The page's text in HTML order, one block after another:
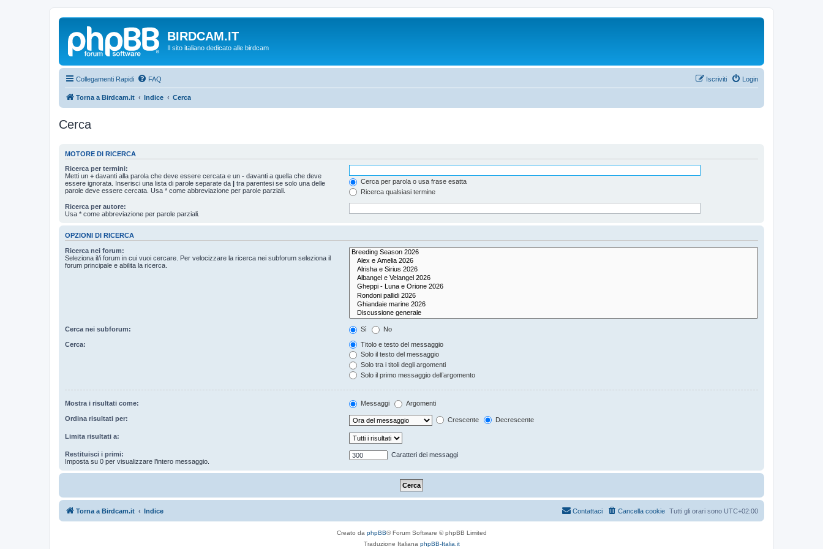
BIRDCAM.IT
Il sito italiano dedicato alle birdcam
Collegamenti Rapidi FAQ Login
Iscriviti
Torna a Birdcam.it Indice Cerca
Cerca
MOTORE DI RICERCA
Ricerca per termini:
Metti un + davanti alla parola che deve essere cercata e un - davanti a quella che deve
essere ignorata. Inserisci una lista di parole separate da | tra parentesi se solo una delle
parole deve essere cercata. Usa * come abbreviazione per parole parziali.
Cerca per parola o usa frase esatta
Ricerca qualsiasi termine
Ricerca per autore:
Usa * come abbreviazione per parole parziali.
OPZIONI DI RICERCA
Ricerca nei forum:
Seleziona il/i forum in cui vuoi cercare. Per velocizzare la ricerca nei subforum seleziona il
forum principale e abilita la ricerca.
Cerca nei subforum: Sì No
Cerca:
Titolo e testo del messaggio
Solo il testo del messaggio
Solo tra i titoli degli argomenti
Solo il primo messaggio dell’argomento
Mostra i risultati come: Messaggi Argomenti
Ordina risultati per: Crescente Decrescente
Limita risultati a:
Restituisci i primi:
Imposta su 0 per visualizzare l’intero messaggio.
Caratteri dei messaggi
Torna a Birdcam.it Indice Tutti gli orari sono UTC+02:00
Cancella cookie
Contattaci
Creato da phpBB® Forum Software © phpBB Limited
Traduzione Italiana phpBB-Italia.it